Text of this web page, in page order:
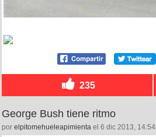
235
George Bush tiene ritmo
por elpitomehueleapimienta el 6 dic 2013, 14:54